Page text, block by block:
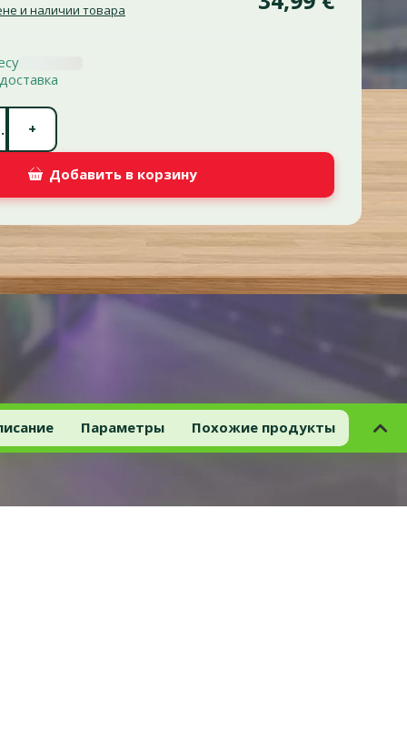
и наличии товара
+
Добавить в корзину
Параметры Похожие продукты